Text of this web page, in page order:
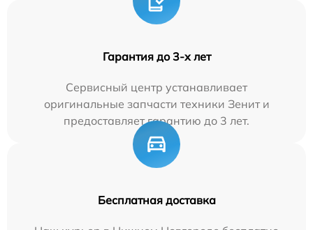
Гарантия до 3-х лет
Сервисный центр устанавливает
оригинальные запчасти техники Зенит и
предоставляет гарантию до 3 лет.
Бесплатная доставка